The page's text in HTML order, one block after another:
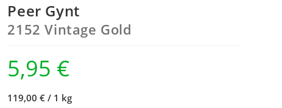
Peer Gynt
2152 Vintage Gold
5,95 €
119,00 € / 1 kg